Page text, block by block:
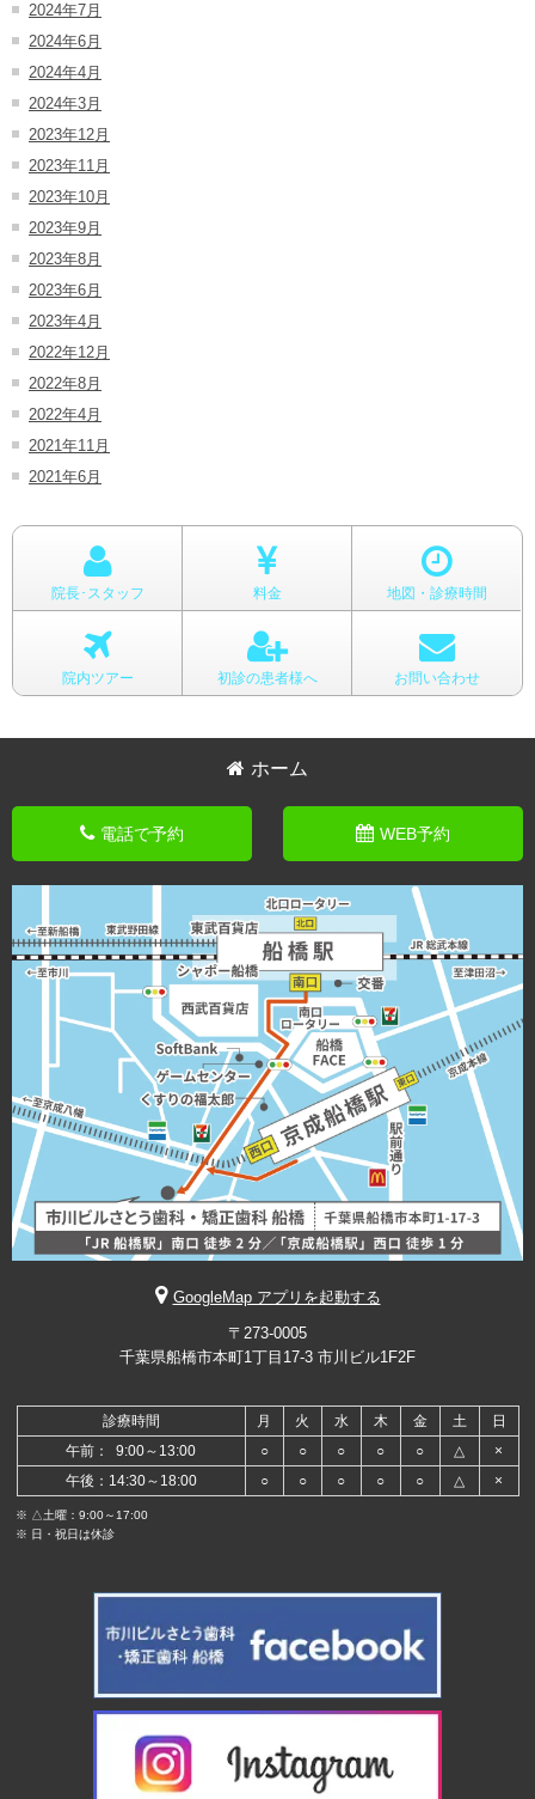
2024年7月
2024年6月
2024年4月
2024年3月
2023年12月
2023年11月
2023年10月
2023年9月
2023年8月
2023年6月
2023年4月
2022年12月
2022年8月
2022年4月
2021年11月
2021年6月
院長･スタッフ 料金 地図・診療時間
院内ツアー 初診の患者様へ お問い合わせ
ホーム
電話で予約 WEB予約
GoogleMap アプリを起動する
〒273-0005
千葉県船橋市本町1丁目17-3 市川ビル1F2F
診療時間 月 火 水 木 金 土
日
午前： 9:00～13:00
○ ○ ○ ○ ○ △
×
午後：14:30～18:00
○ ○ ○ ○ ○ △ ×
※ △土曜：9:00～17:00
※ 日・祝日は休診